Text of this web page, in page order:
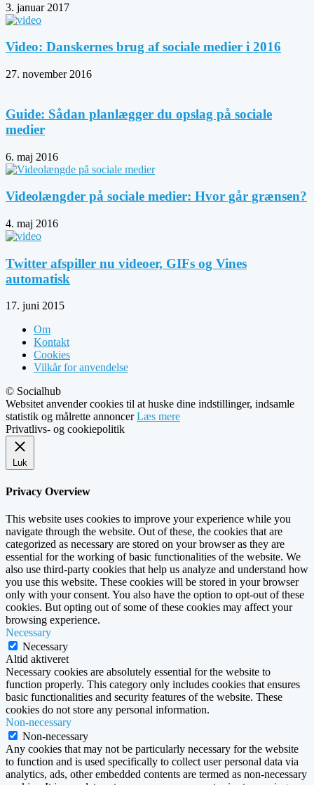
3. januar 2017
Video: Danskernes brug af sociale medier i 2016
27. november 2016
Guide: Sådan planlægger du opslag på sociale
medier
6. maj 2016
Videolængder på sociale medier: Hvor går grænsen?
4. maj 2016
Twitter afspiller nu videoer, GIFs og Vines
automatisk
17. juni 2015
Om
Kontakt
Cookies
Vilkår for anvendelse
© Socialhub
Websitet anvender cookies til at huske dine indstillinger, indsamle
statistik og målrette annoncerLæs mere
Privatlivs- og cookiepolitik
Luk
Privacy Overview
This website uses cookies to improve your experience while you
navigate through the website. Out of these, the cookies that are
categorized as necessary are stored on your browser as they are
essential for the working of basic functionalities of the website. We
also use third-party cookies that help us analyze and understand how
you use this website. These cookies will be stored in your browser
only with your consent. You also have the option to opt-out of these
cookies. But opting out of some of these cookies may affect your
browsing experience.
Necessary
Necessary
Altid aktiveret
Necessary cookies are absolutely essential for the website to
function properly. This category only includes cookies that ensures
basic functionalities and security features of the website. These
cookies do not store any personal information.
Non-necessary
Non-necessary
Any cookies that may not be particularly necessary for the website
to function and is used specifically to collect user personal data via
analytics, ads, other embedded contents are termed as non-necessary